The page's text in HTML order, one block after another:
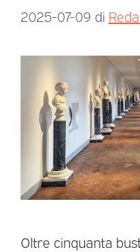
2025-07-09 di
Oltre cinquanta